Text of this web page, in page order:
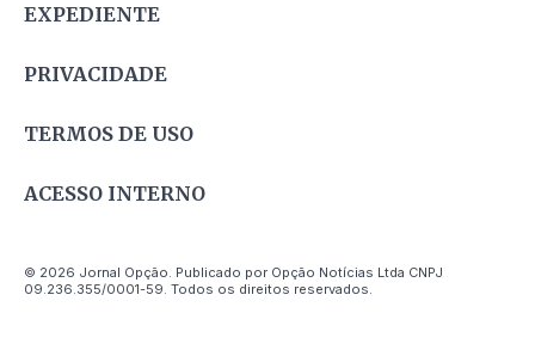
EXPEDIENTE
PRIVACIDADE
TERMOS DE USO
ACESSO INTERNO
© 2026 Jornal Opção. Publicado por Opção Notícias Ltda CNPJ
09.236.355/0001-59. Todos os direitos reservados.